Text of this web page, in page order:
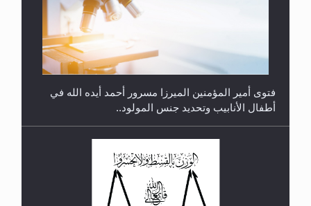
رأيٌ في لغة المسيح الموعود عليه السلام.. 4...
فتوى أمير المؤمنين الميرزا مسرور أحمد أيده الله في
أطفال الأنابيب وتحديد جنس المولود..